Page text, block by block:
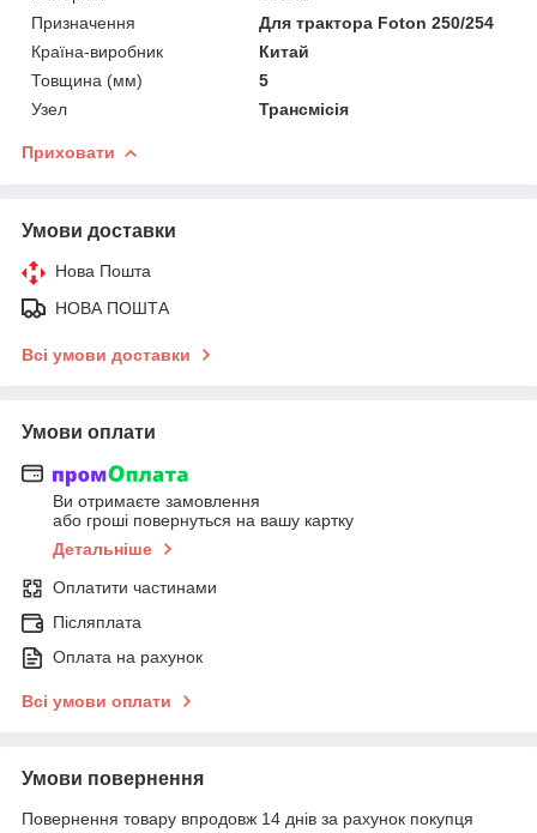
Призначення
Для трактора Foton 250/254
Країна-виробник
Китай
Товщина (мм)
5
Узел
Трансмісія
Приховати
Умови доставки
Нова Пошта
НОВА ПОШТА
Всі умови доставки
Умови оплати
Ви отримаєте замовлення
або гроші повернуться на вашу картку
Детальніше
Оплатити частинами
Післяплата
Оплата на рахунок
Всі умови оплати
Умови повернення
Повернення товару впродовж 14 днів за рахунок покупця